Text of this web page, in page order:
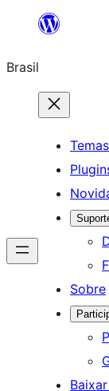
o
conteúdo
Brasil
Temas
Sobre